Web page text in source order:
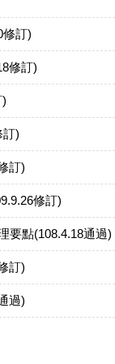
修訂)
修訂)
訂)
訂)
修訂)
要點(108.4.18通過)
訂)
過)